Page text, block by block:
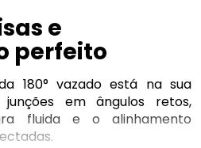
e
perfeito
180° vazado está na sua
em ângulos retos,
fluida e o alinhamento